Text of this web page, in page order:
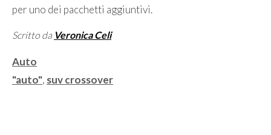
per uno dei pacchetti aggiuntivi.
Scritto da Veronica Celi
Categorie
Auto
Tag
"auto", suv crossover